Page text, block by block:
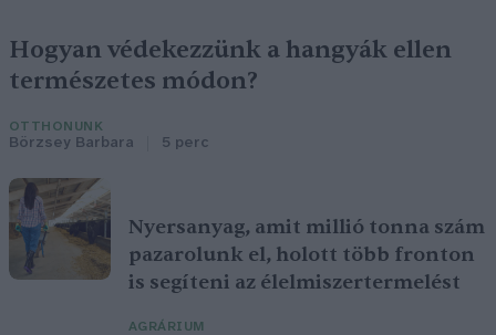
Hogyan védekezzünk a hangyák ellen
természetes módon?
OTTHONUNK
Börzsey Barbara 5 perc
Nyersanyag, amit millió tonna szám
pazarolunk el, holott több fronton
is segíteni az élelmiszertermelést
AGRÁRIUM